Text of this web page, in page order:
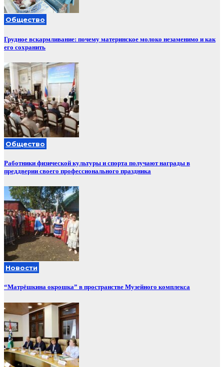
Общество
Грудное вскармливание: почему материнское молоко незаменимо и как
его сохранить
Общество
Работники физической культуры и спорта получают награды в
преддверии своего профессионального праздника
Новости
“Матрёшкина окрошка” в пространстве Музейного комплекса